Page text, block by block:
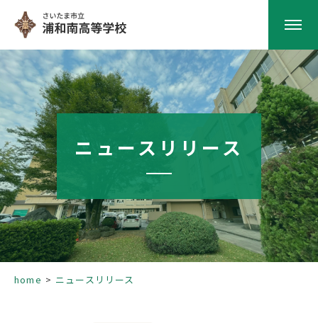
HOME
学校紹介
南高の教育
学校生活
部活動
ニュースリリース
home ニュースリリース